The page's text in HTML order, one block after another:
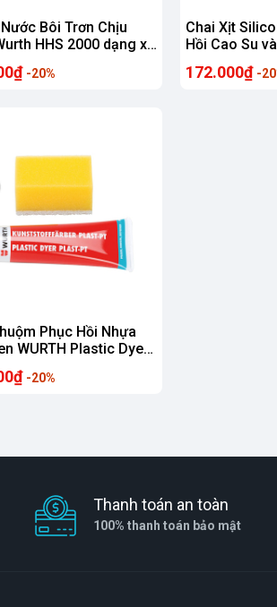
Bôi Trơn Chịu
HHS 2000 dạng xịt
Đức WU-HHS2000
-20%
Chai Xịt
Hồi Cao Su
Khẩu Chính
172.000₫ -
Phục Hồi Nhựa
WURTH Plastic Dyer
75ml (hàng chính
-20%
Thanh toán an toàn
100% thanh toán bảo mật